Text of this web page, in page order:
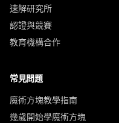
速解研究所
認證與競賽
教育機構合作
常見問題
魔術方塊教學指南
幾歲開始學魔術方塊